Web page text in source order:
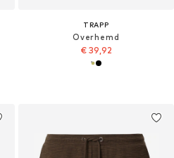
TRAPP
Overhemd
€ 39,92